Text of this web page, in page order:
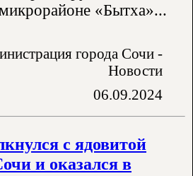
«Бытха»...
города Сочи -
Новости
06.09.2024
с ядовитой
и оказался в